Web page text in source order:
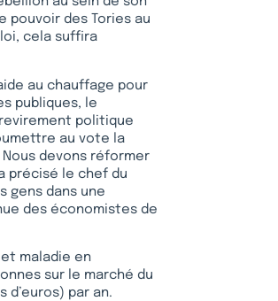
pouvoir des Tories au
cela suffira
au chauffage pour
publiques, le
politique
au vote la
devons réformer
précisé le chef du
gens dans une
des économistes de
maladie en
sur le marché du
d’euros) par an.